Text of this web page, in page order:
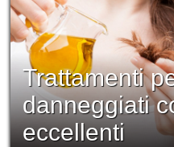
Trattamenti
danneggiati
eccellenti